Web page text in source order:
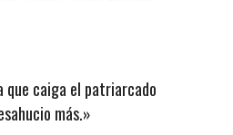
que caiga el patriarcado
más.»